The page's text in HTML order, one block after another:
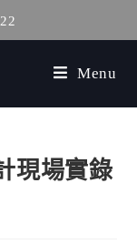
Menu
現場實錄